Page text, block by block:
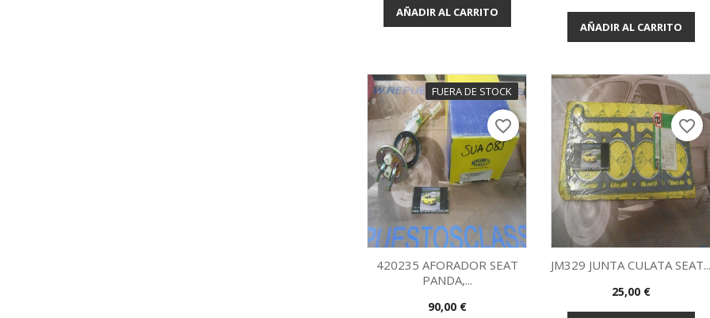
AÑADIR AL CARRITO
AÑADIR AL CARRITO
FUERA DE STOCK
Vista rápida
420235 AFORADOR SEAT
PANDA,...
Precio
90,00 €
favorite_border
Vista rápida
JM329 JUNTA CULATA SEAT...
Precio
25,00 €
favorite_border